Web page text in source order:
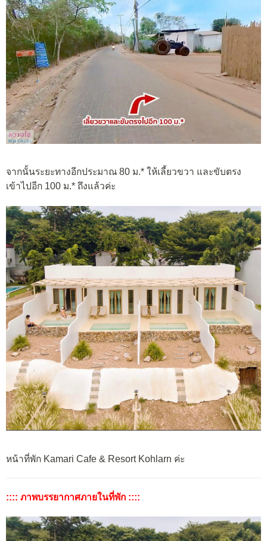
จากนั้นระยะทางอีกประมาณ 80 ม.* ให้เลี้ยวขวา และขับตรง
เข้าไปอีก 100 ม.* ถึงแล้วค่ะ
หน้าที่พัก Kamari Cafe & Resort Kohlarn ค่ะ
:::: ภาพบรรยากาศภายในที่พัก ::::